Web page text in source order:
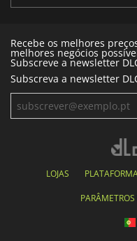
Recebe os melhores
melhores negócios
Subscreve a newsletter
Subscreva a newsletter
LOJAS
PARÂMETROS